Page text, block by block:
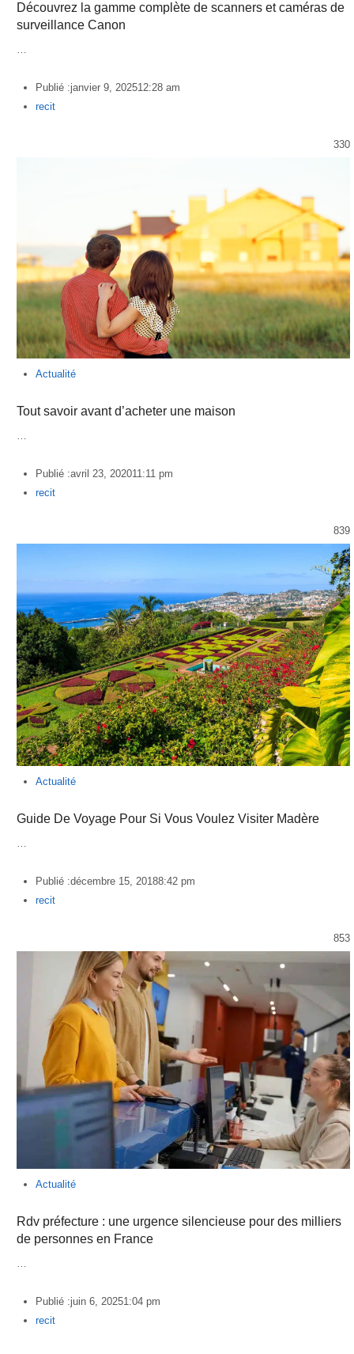
Découvrez la gamme complète de scanners et caméras de
surveillance Canon
…
Publié :janvier 9, 202512:28 am
Author
recit
330
Actualité
Tout savoir avant d’acheter une maison
Publié :avril 23, 202011:11 pm
Author
recit
839
Actualité
Guide De Voyage Pour Si Vous Voulez Visiter Madère
…
Publié :décembre 15, 20188:42 pm
Author
recit
853
Actualité
Rdv préfecture : une urgence silencieuse pour des milliers
de personnes en France
Publié :juin 6, 20251:04 pm
Author
recit